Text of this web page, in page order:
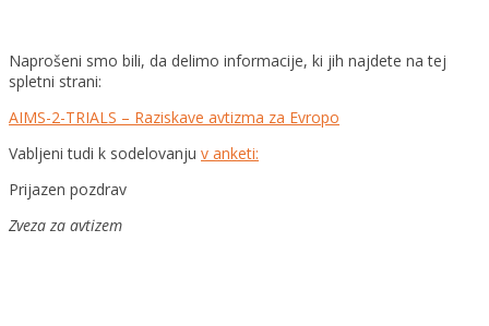
Naprošeni smo bili, da delimo informacije, ki jih najdete na tej
spletni strani:
AIMS-2-TRIALS – Raziskave avtizma za Evropo
Vabljeni tudi k sodelovanju v anketi:
Prijazen pozdrav
Zveza za avtizem